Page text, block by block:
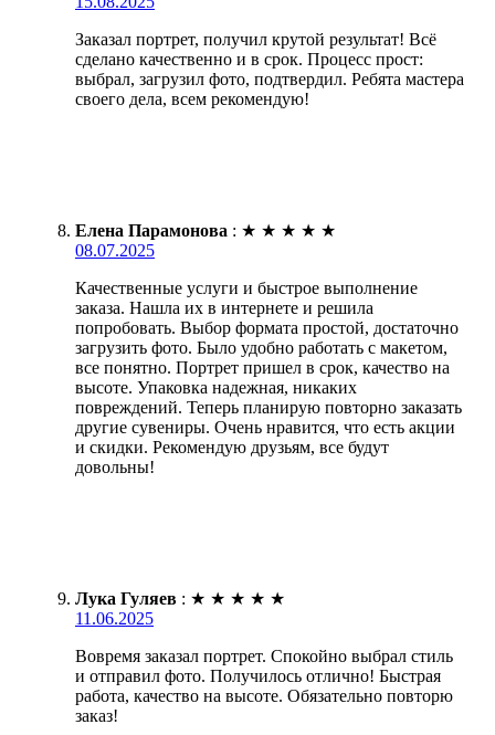
Заказал портрет, получил крутой результат! Всё
сделано качественно и в срок. Процесс прост:
выбрал, загрузил фото, подтвердил. Ребята мастера
своего дела, всем рекомендую!
Елена Парамонова : ★ ★ ★ ★ ★
08.07.2025
Качественные услуги и быстрое выполнение
заказа. Нашла их в интернете и решила
попробовать. Выбор формата простой, достаточно
загрузить фото. Было удобно работать с макетом,
все понятно. Портрет пришел в срок, качество на
высоте. Упаковка надежная, никаких
повреждений. Теперь планирую повторно заказать
другие сувениры. Очень нравится, что есть акции
и скидки. Рекомендую друзьям, все будут
довольны!
Лука Гуляев : ★ ★ ★ ★ ★
11.06.2025
Вовремя заказал портрет. Спокойно выбрал стиль
и отправил фото. Получилось отлично! Быстрая
работа, качество на высоте. Обязательно повторю
заказ!